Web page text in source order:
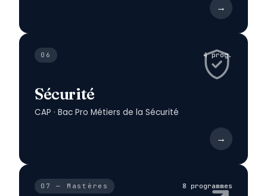
→
06 4 prog.
Sécurité
CAP · Bac Pro Métiers de la Sécurité
→
07 — Mastères 8 programmes